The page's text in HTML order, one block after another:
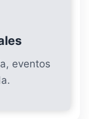
eventos